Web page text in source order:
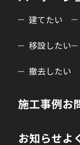
建てたい
移設したい
撤去したい
施工事例
お知らせ
お
よ